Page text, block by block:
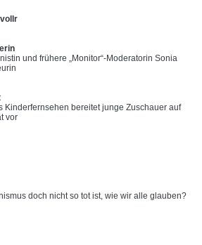
und frühere „Monitor“-Moderatorin Sonia
Kinderfernsehen bereitet junge Zuschauer auf
vor
doch nicht so tot ist, wie wir alle glauben?